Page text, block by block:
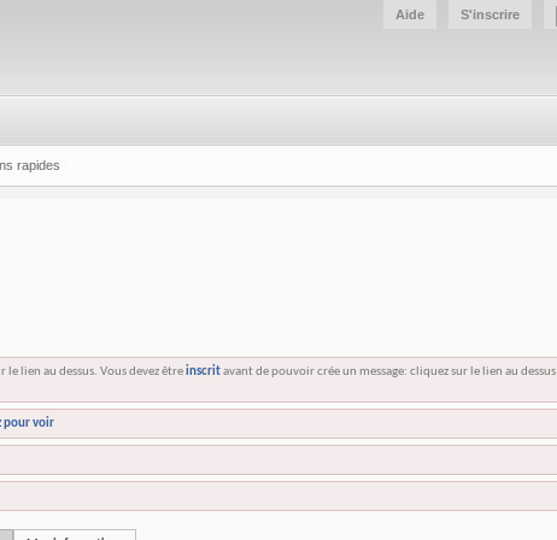
S'inscrire
Aide
rapides
lien au dessus. Vous devez êtreinscritavant de pouvoir crée un message: cliquez sur le lien au
pour voir